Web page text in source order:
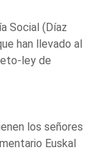
Social (Díaz
han llevado al
ley de
los señores
Euskal